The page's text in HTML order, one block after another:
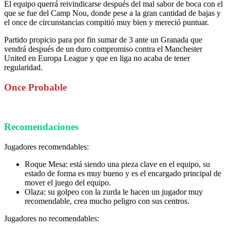
El equipo querrá reivindicarse después del mal sabor de boca con el
que se fue del Camp Nou, donde pese a la gran cantidad de bajas y
el once de circunstancias compitió muy bien y mereció puntuar.
Partido propicio para por fin sumar de 3 ante un Granada que
vendrá después de un duro compromiso contra el Manchester
United en Europa League y que en liga no acaba de tener
regularidad.
Once Probable
Recomendaciones
Jugadores recomendables:
Roque Mesa: está siendo una pieza clave en el equipo, su
estado de forma es muy bueno y es el encargado principal de
mover el juego del equipo.
Olaza: su golpeo con la zurda le hacen un jugador muy
recomendable, crea mucho peligro con sus centros.
Jugadores no recomendables: